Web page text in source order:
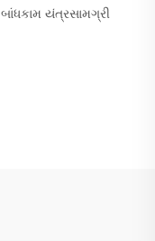
યંત્રસામગ્રી